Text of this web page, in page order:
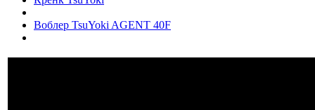
Воблер TsuYoki AGENT 40F